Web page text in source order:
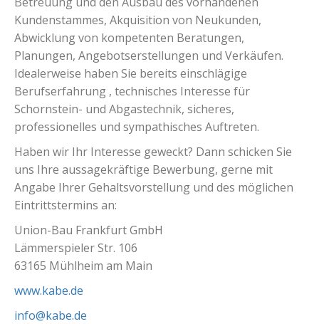
Kundenstammes, Akquisition von Neukunden,
Abwicklung von kompetenten Beratungen,
Planungen, Angebotserstellungen und Verkäufen.
Idealerweise haben Sie bereits einschlägige
Berufserfahrung , technisches Interesse für
Schornstein- und Abgastechnik, sicheres,
professionelles und sympathisches Auftreten.
Haben wir Ihr Interesse geweckt? Dann schicken Sie
uns Ihre aussagekräftige Bewerbung, gerne mit
Angabe Ihrer Gehaltsvorstellung und des möglichen
Eintrittstermins an:
Union-Bau Frankfurt GmbH
Lämmerspieler Str. 106
63165 Mühlheim am Main
www.kabe.de
info@kabe.de